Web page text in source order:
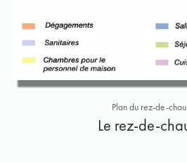
Plan du rez-de-
Le rez-de-